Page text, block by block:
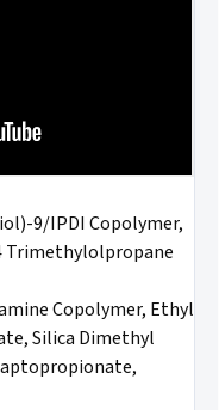
9/IPDI Copolymer,
Trimethylolpropane
Copolymer, Ethyl
Silica Dimethyl